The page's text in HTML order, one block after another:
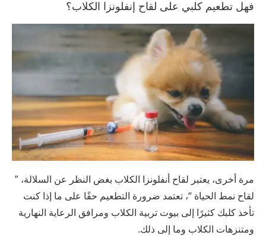
فهل تطعيم كلبي على لقاح إنفلونزا الكلاب؟
مرة أخرى، يعتبر لقاح أنفلونزا الكلاب بغض النظر عن السلالة، ”
لقاح نمط الحياة “، تعتمد ضرورة التطعيم حقًا على ما إذا كنت
تأخذ كلبك كثيرًا إلى بيوت تربية الكلاب ومرافق الرعاية النهارية
ومتنزهات الكلاب وما إلى ذلك.